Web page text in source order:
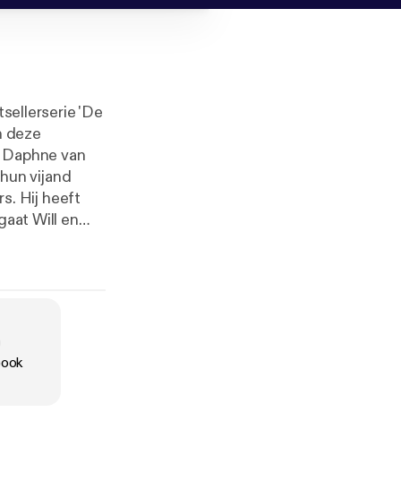
'De
deze
van
Hij heeft
Will en
slaan ze